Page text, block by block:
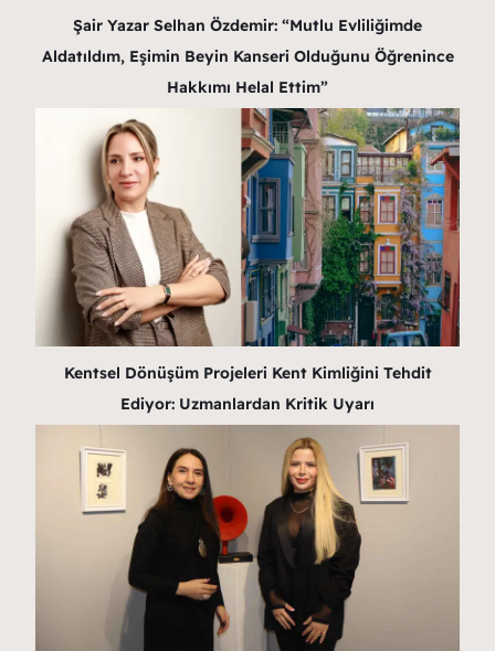
Şair Yazar Selhan Özdemir: “Mutlu Evliliğimde
Aldatıldım, Eşimin Beyin Kanseri Olduğunu Öğrenince
Hakkımı Helal Ettim”
Kentsel Dönüşüm Projeleri Kent Kimliğini Tehdit
Ediyor: Uzmanlardan Kritik Uyarı